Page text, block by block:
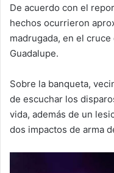
De acuerdo con el
hechos ocurrieron
madrugada, en el
Guadalupe.
Sobre la banqueta,
de escuchar los
vida, además de un
dos impactos de arma